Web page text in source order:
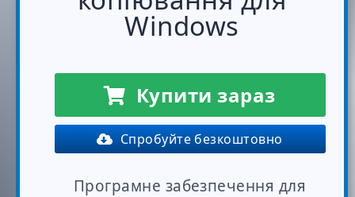
Windows
Купити зараз
Спробуйте безкоштовно
Програмне забезпечення для